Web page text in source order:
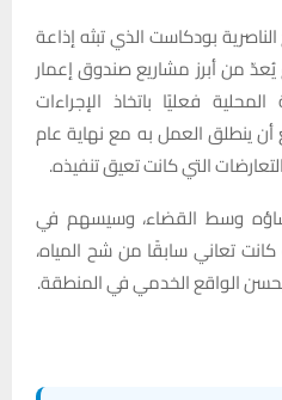
بودكاست الذي تبثه إذاعة
يُعدّ من أبرز مشاريع صندوق إعمار
فعليًا باتخاذ الإجراءات
أن ينطلق العمل به مع نهاية عام
وسط القضاء، وسيسهم في
لأكثر من 20 قرية كانت تعاني سابقًا من شح المياه،
الواقع الخدمي في المنطقة.